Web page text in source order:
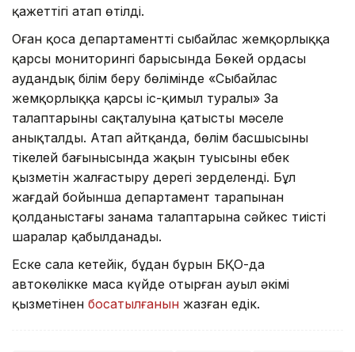
қажеттігі атап өтілді.
Оған қоса департаменттің сыбайлас жемқорлыққа
қарсы мониторингі барысында Бөкей ордасы
аудандық білім беру бөлімінде «Сыбайлас
жемқорлыққа қарсы іс-қимыл туралы» Заң
талаптарының сақталуына қатысты мәселе
анықталды. Атап айтқанда, бөлім басшысының
тікелей бағынысында жақын туысының еңбек
қызметін жалғастыру дерегі зерделенді. Бұл
жағдай бойынша департамент тарапынан
қолданыстағы заңнама талаптарына сәйкес тиісті
шаралар қабылданады.
Еске сала кетейік, бұдан бұрын БҚО-да
автокөлікке масаң күйде отырған ауыл әкімі
қызметінен босатылғанын жазған едік.